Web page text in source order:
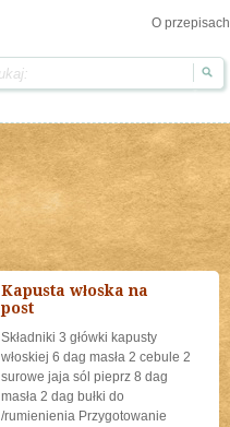
O przepisach
Kapusta włoska na
post
Składniki 3 główki kapusty
włoskiej 6 dag masła 2 cebule 2
surowe jaja sól pieprz 8 dag
masła 2 dag bułki do
/rumienienia Przygotowanie